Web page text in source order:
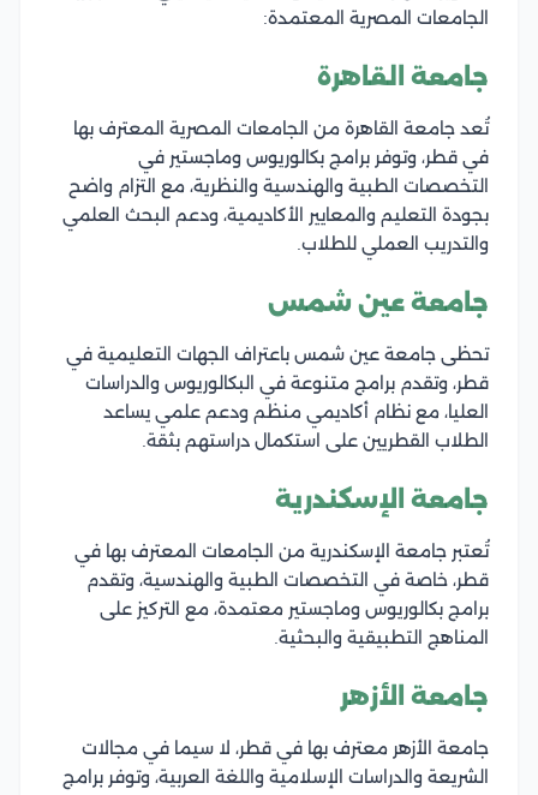
الجامعات المصرية المعتمدة:
جامعة القاهرة
تُعد جامعة القاهرة من الجامعات المصرية المعترف بها
في قطر، وتوفر برامج بكالوريوس وماجستير في
التخصصات الطبية والهندسية والنظرية، مع التزام واضح
بجودة التعليم والمعايير الأكاديمية، ودعم البحث العلمي
والتدريب العملي للطلاب.
جامعة عين شمس
تحظى جامعة عين شمس باعتراف الجهات التعليمية في
قطر، وتقدم برامج متنوعة في البكالوريوس والدراسات
العليا، مع نظام أكاديمي منظم ودعم علمي يساعد
الطلاب القطريين على استكمال دراستهم بثقة.
جامعة الإسكندرية
تُعتبر جامعة الإسكندرية من الجامعات المعترف بها في
قطر، خاصة في التخصصات الطبية والهندسية، وتقدم
برامج بكالوريوس وماجستير معتمدة، مع التركيز على
المناهج التطبيقية والبحثية.
جامعة الأزهر
جامعة الأزهر معترف بها في قطر، لا سيما في مجالات
الشريعة والدراسات الإسلامية واللغة العربية، وتوفر برامج